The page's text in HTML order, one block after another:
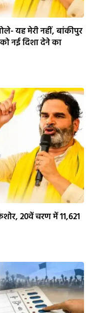
यह मेरी नहीं, बांकीपुर
नई दिशा देने का
20वें चरण में 11,621